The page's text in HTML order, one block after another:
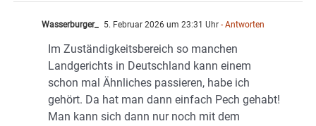
Wasserburger_ 5. Februar 2026 um 23:31 Uhr - Antworten
Im Zuständigkeitsbereich so manchen
Landgerichts in Deutschland kann einem
schon mal Ähnliches passieren, habe ich
gehört. Da hat man dann einfach Pech gehabt!
Man kann sich dann nur noch mit dem